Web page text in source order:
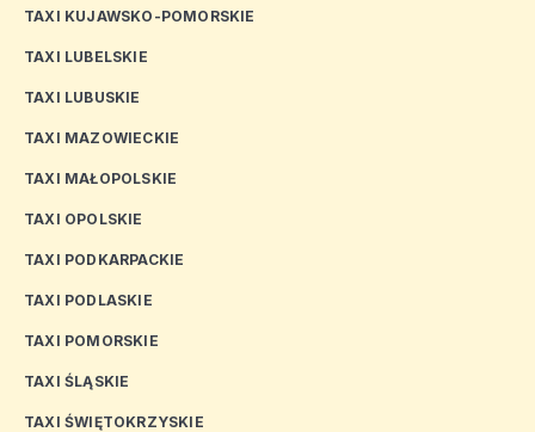
TAXI KUJAWSKO-POMORSKIE
TAXI LUBELSKIE
TAXI LUBUSKIE
TAXI MAZOWIECKIE
TAXI MAŁOPOLSKIE
TAXI OPOLSKIE
TAXI PODKARPACKIE
TAXI PODLASKIE
TAXI POMORSKIE
TAXI ŚLĄSKIE
TAXI ŚWIĘTOKRZYSKIE